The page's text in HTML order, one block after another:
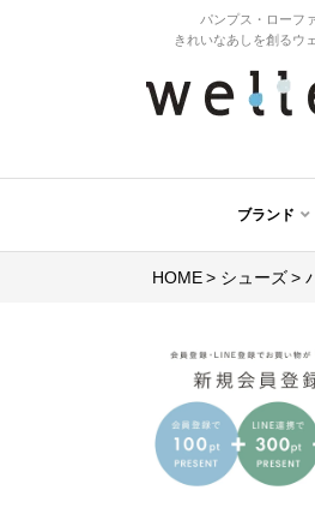
パンプス・ローフ
きれいなあしを創るウ
ブランド
HOME シューズ